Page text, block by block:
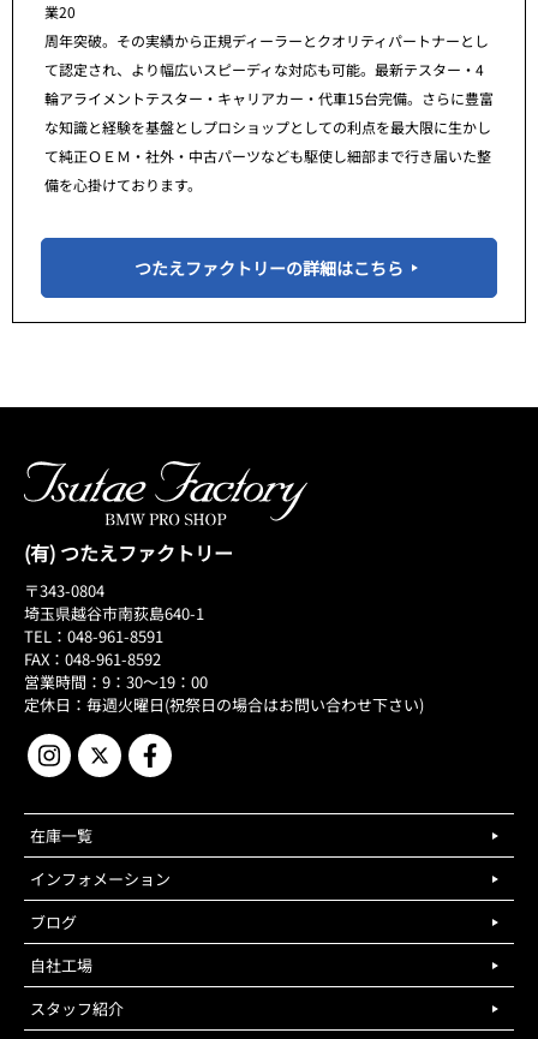
業20
周年突破。その実績から正規ディーラーとクオリティパートナーとし
て認定され、より幅広いスピーディな対応も可能。最新テスター・4
輪アライメントテスター・キャリアカー・代車15台完備。さらに豊富
な知識と経験を基盤としプロショップとしての利点を最大限に生かし
て純正ＯＥＭ・社外・中古パーツなども駆使し細部まで行き届いた整
備を心掛けております。
つたえファクトリーの詳細はこちら
(有) つたえファクトリー
〒343-0804
埼玉県越谷市南荻島640-1
TEL：048-961-8591
FAX：048-961-8592
営業時間：9：30～19：00
定休日：毎週火曜日(祝祭日の場合はお問い合わせ下さい)
在庫一覧
インフォメーション
ブログ
自社工場
スタッフ紹介